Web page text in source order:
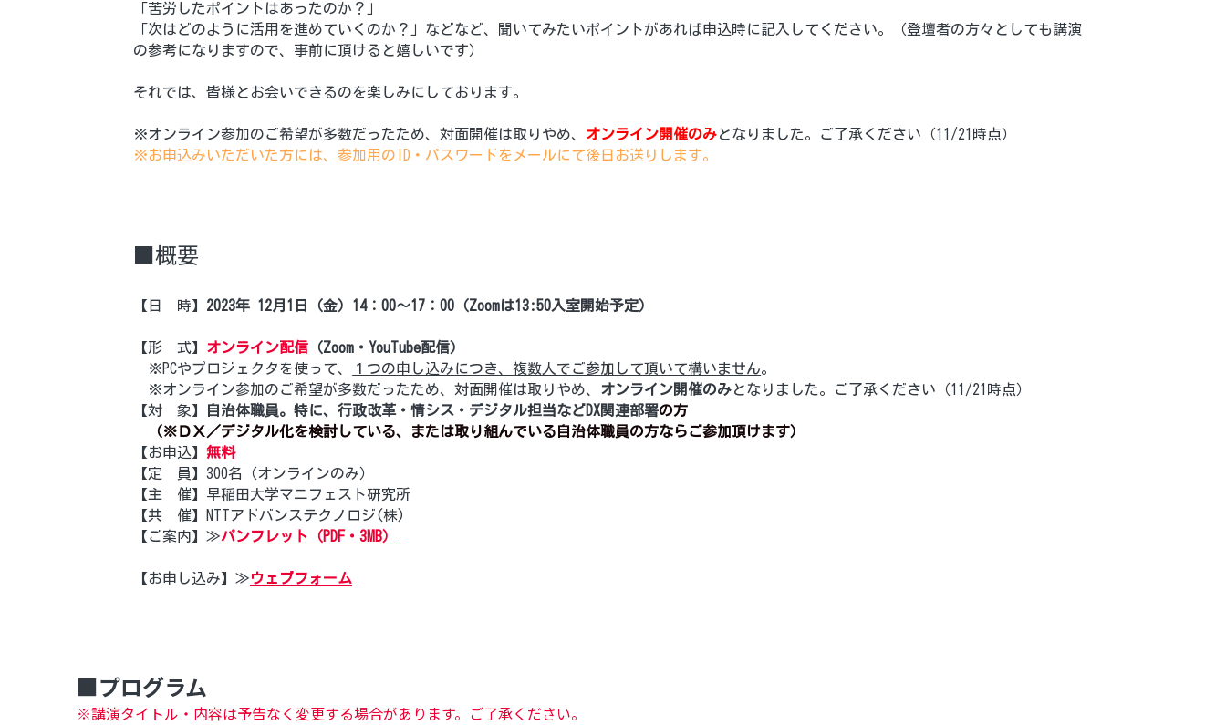
「苦労したポイントはあったのか？」
「次はどのように活用を進めていくのか？」などなど、聞いてみたいポイントがあれば申込時に記入してください。（登壇者の方々としても講演
の参考になりますので、事前に頂けると嬉しいです）
それでは、皆様とお会いできるのを楽しみにしております。
※オンライン参加のご希望が多数だったため、対面開催は取りやめ、 オンライン開催のみとなりました。ご了承ください（11/21時点）
※お申込みいただいた方には、参加用のID・パスワードをメールにて後日お送りします。
■概要
【日　時】 2023年 12月1日（金）14：00～17：00（Zoomは13:50入室開始予定）
【形　式】 オンライン配信 （Zoom・YouTube配信）
※PCやプロジェクタを使って、
１つの申し込みにつき、複数人でご参加して頂いて構いません。
※オンライン参加のご希望が多数だったため、対面開催は取りやめ、 オンライン開催のみとなりました。ご了承ください（11/21時点）
【対　象】
自治体職員。特に、行政改革・情シス・デジタル担当などDX関連部署の方
（※ＤＸ／デジタル化を検討している、または取り組んでいる自治体職員の方ならご参加頂けます）
【お申込】無料
【定　員】300名（オンラインのみ）
【主　催】早稲田大学マニフェスト研究所
【共　催】NTTアドバンステクノロジ(株)
【ご案内】≫パンフレット（PDF・3MB）
【お申し込み】≫ウェブフォーム
■プログラム
※講演タイトル・内容は予告なく変更する場合があります。ご了承ください。